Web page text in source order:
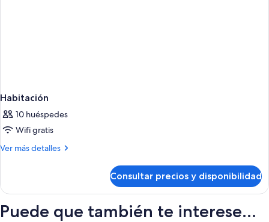
Habitación
10 huéspedes
Wifi gratis
Ver más detalles
Más
Consultar precios y disponibilidad
Puede que también te interese...